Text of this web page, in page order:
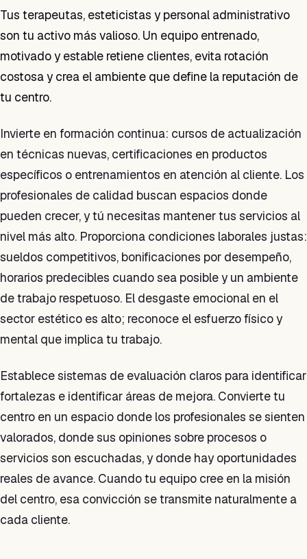
Tus terapeutas, esteticistas y personal administrativo
son tu activo más valioso. Un equipo entrenado,
motivado y estable retiene clientes, evita rotación
costosa y crea el ambiente que define la reputación de
tu centro.
Invierte en formación continua: cursos de actualización
en técnicas nuevas, certificaciones en productos
específicos o entrenamientos en atención al cliente. Los
profesionales de calidad buscan espacios donde
pueden crecer, y tú necesitas mantener tus servicios al
nivel más alto. Proporciona condiciones laborales justas:
sueldos competitivos, bonificaciones por desempeño,
horarios predecibles cuando sea posible y un ambiente
de trabajo respetuoso. El desgaste emocional en el
sector estético es alto; reconoce el esfuerzo físico y
mental que implica tu trabajo.
Establece sistemas de evaluación claros para identificar
fortalezas e identificar áreas de mejora. Convierte tu
centro en un espacio donde los profesionales se sienten
valorados, donde sus opiniones sobre procesos o
servicios son escuchadas, y donde hay oportunidades
reales de avance. Cuando tu equipo cree en la misión
del centro, esa convicción se transmite naturalmente a
cada cliente.